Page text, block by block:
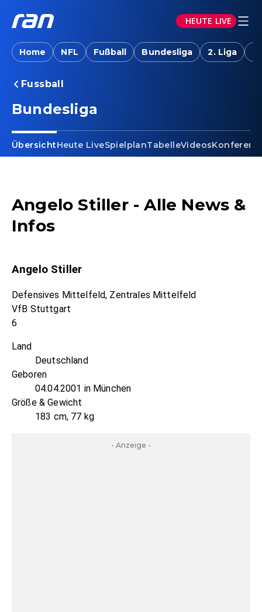
HEUTE LIVE
Home NFL Fußball Bundesliga 2. Liga
Fussball
Bundesliga
ÜbersichtHeute LiveSpielplanTabelleVideosKonferenz
Angelo Stiller - Alle News &
Infos
Angelo Stiller
Defensives Mittelfeld, Zentrales Mittelfeld
VfB Stuttgart
6
Land
Deutschland
Geboren
04.04.2001 in München
Größe & Gewicht
183 cm, 77 kg
- Anzeige -